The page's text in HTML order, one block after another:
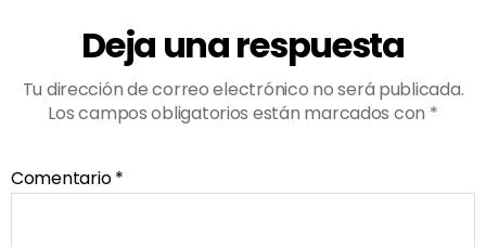
Deja una respuesta
Tu dirección de correo electrónico no será publicada.
Los campos obligatorios están marcados con *
Comentario*